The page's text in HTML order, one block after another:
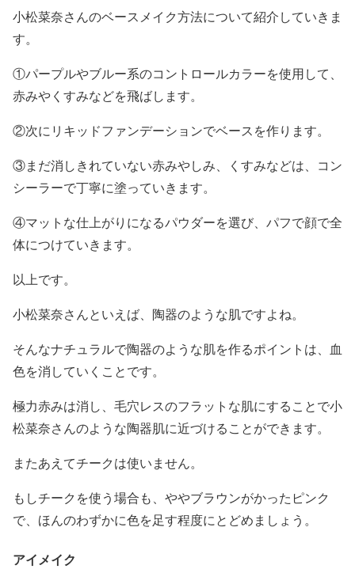
小松菜奈さんのベースメイク方法について紹介していきま
す。
①パープルやブルー系のコントロールカラーを使用して、
赤みやくすみなどを飛ばします。
②次にリキッドファンデーションでベースを作ります。
③まだ消しきれていない赤みやしみ、くすみなどは、コン
シーラーで丁寧に塗っていきます。
④マットな仕上がりになるパウダーを選び、パフで顔で全
体につけていきます。
以上です。
小松菜奈さんといえば、 陶器のような肌ですよね。
そんなナチュラルで陶器のような肌を作るポイント は、 血
色を消していくことです。
極力赤みは消し、毛穴レスのフラットな肌にすることで小
松菜奈さんのような陶器肌に近づけることができます。
またあえてチークは使いません。
もしチークを使う場合も、ややブラウンがかったピンク
で、ほんのわずかに色を足す程度にとどめましょう。
アイメイク